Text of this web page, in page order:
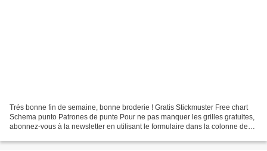
Trés bonne fin de semaine, bonne broderie ! Gratis Stickmuster Free chart
Schema punto Patrones de punte Pour ne pas manquer les grilles gratuites,
abonnez-vous à la newsletter en utilisant le formulaire dans la colonne de